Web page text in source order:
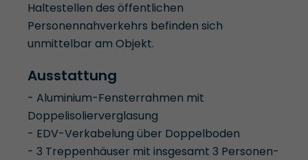
Haltestellen des öffentlichen
Personennahverkehrs befinden sich
unmittelbar am Objekt.
Ausstattung
- Aluminium-Fensterrahmen mit
Doppelisolierverglasung
- EDV-Verkabelung über Doppelboden
- 3 Treppenhäuser mit insgesamt 3 Personen-